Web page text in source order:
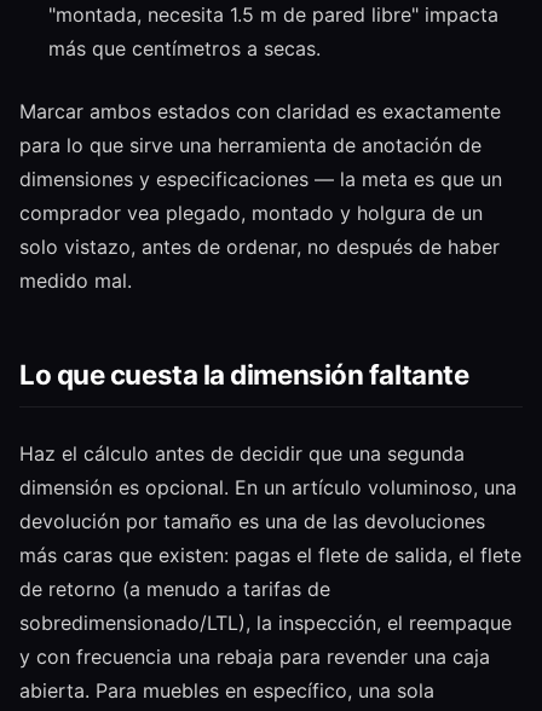
"montada, necesita 1.5 m de pared libre" impacta
más que centímetros a secas.
Marcar ambos estados con claridad es exactamente
para lo que sirve una herramienta de anotación de
dimensiones y especificaciones — la meta es que un
comprador vea plegado, montado y holgura de un
solo vistazo, antes de ordenar, no después de haber
medido mal.
Lo que cuesta la dimensión faltante
Haz el cálculo antes de decidir que una segunda
dimensión es opcional. En un artículo voluminoso, una
devolución por tamaño es una de las devoluciones
más caras que existen: pagas el flete de salida, el flete
de retorno (a menudo a tarifas de
sobredimensionado/LTL), la inspección, el reempaque
y con frecuencia una rebaja para revender una caja
abierta. Para muebles en específico, una sola